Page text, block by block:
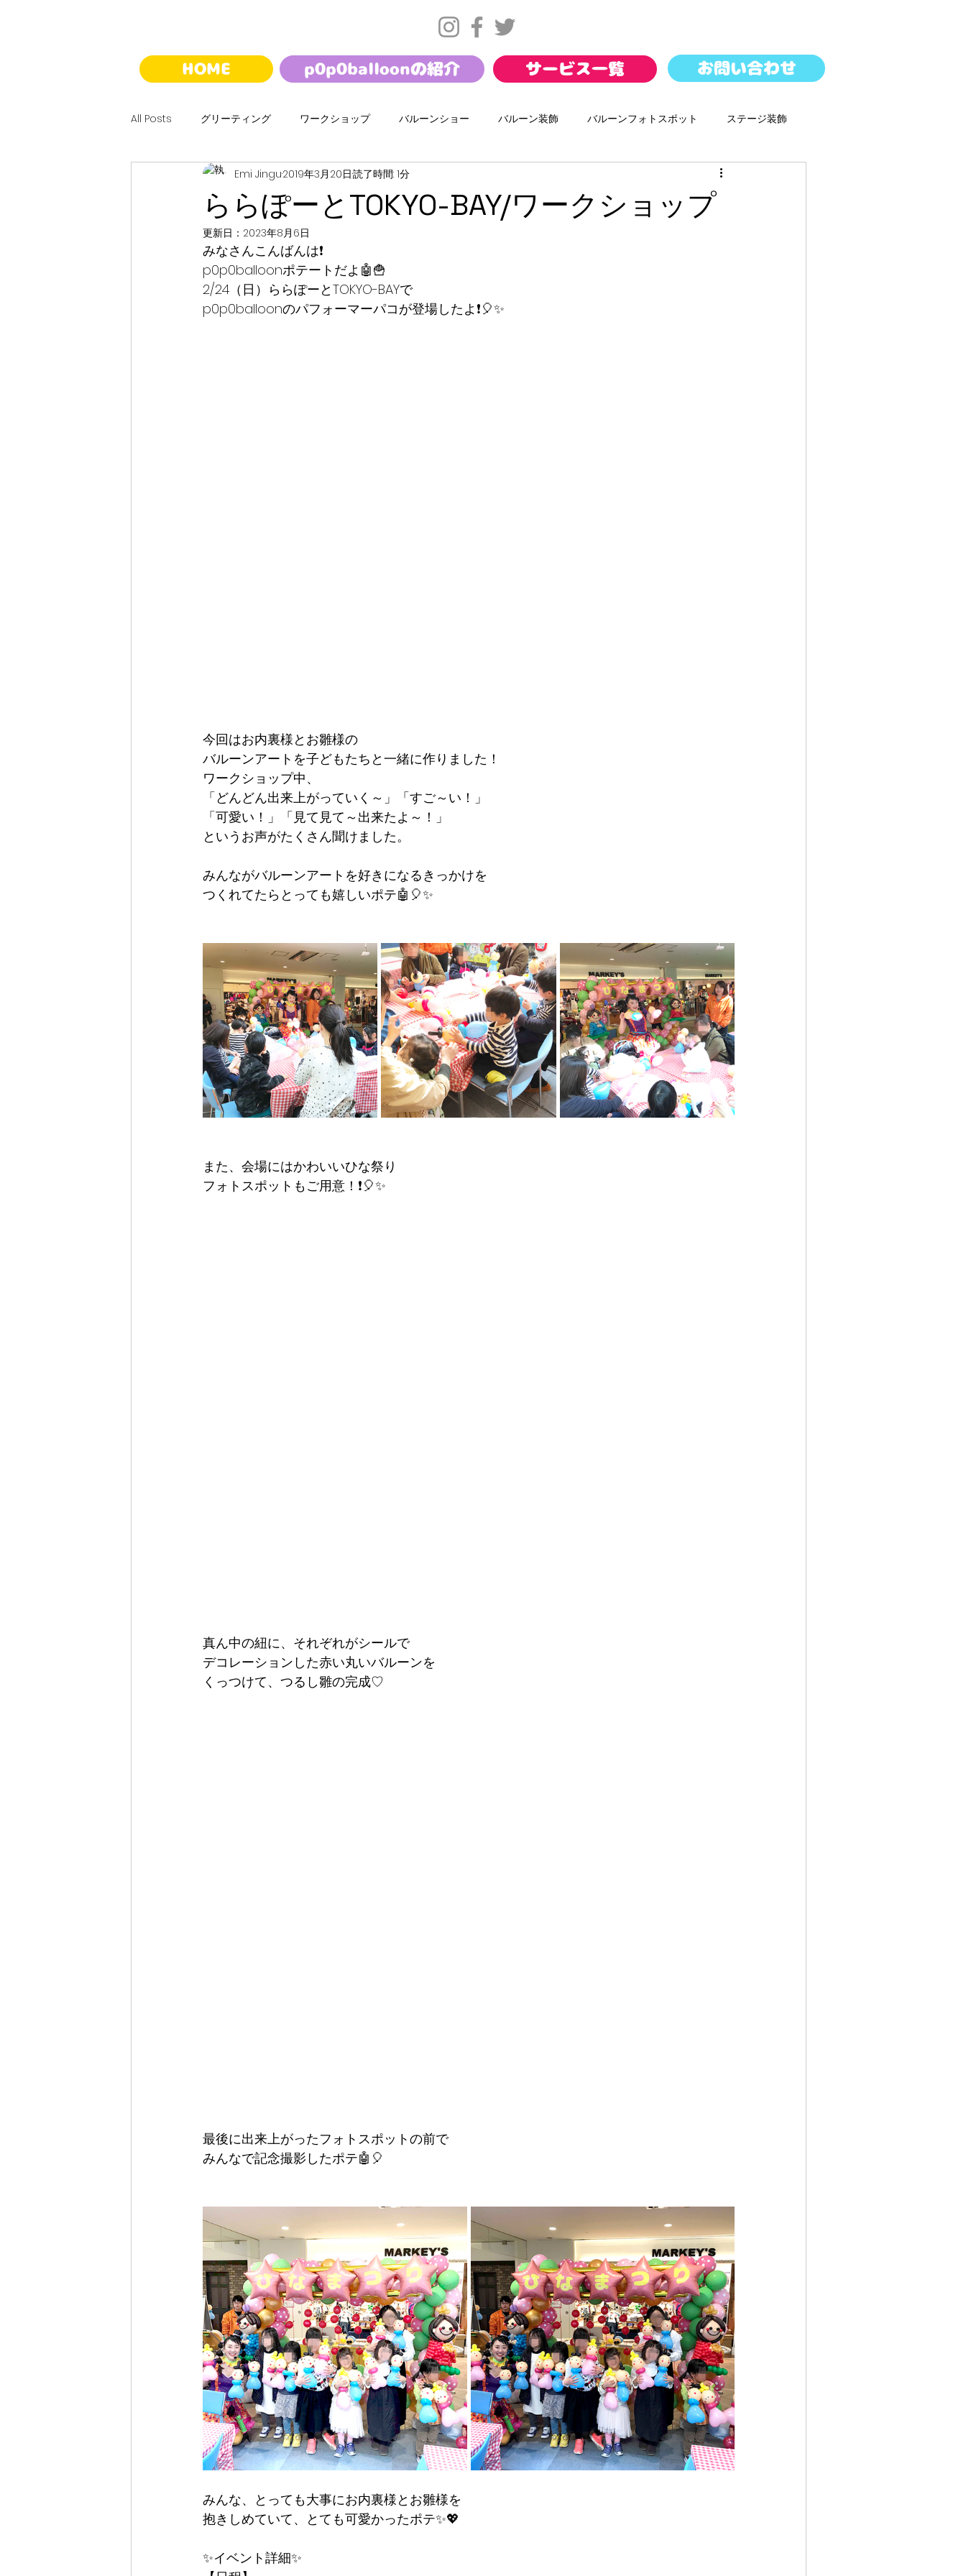
HOME p0p0balloonの紹介 サービス一覧 お問い合わせ
All Posts グリーティング ワークショップ バルーンショー バルーン装飾 バルーンフォトスポット ステージ装飾
ハロウィン クリスマス サマー バレンタイン バルーンドロップ
バルーンくじ 夢バルーンウォール
ららぽーとTOKYO-BAY/ワークショップ
Emi Jingu2019年3月20日読了時間: 1分
更新日： 2023年8月6日
みなさんこんばんは❗️
p0p0balloonポテートだよ🤖🍟
2/24（日）ららぽーとTOKYO-BAYで
p0p0balloonのパフォーマーパコが登場したよ❗️🎈✨
今回はお内裏様とお雛様の
バルーンアートを子どもたちと一緒に作りました！
ワークショップ中、
「どんどん出来上がっていく～」「すご～い！」
「可愛い！」「見て見て～出来たよ～！」
というお声がたくさん聞けました。
みんながバルーンアートを好きになるきっかけを
つくれてたらとっても嬉しいポテ🤖🎈✨
また、会場にはかわいいひな祭り
フォトスポットもご用意！❗️🎈✨
真ん中の紐に、それぞれがシールで
デコレーションした赤い丸いバルーンを
くっつけて、つるし雛の完成♡
最後に出来上がったフォトスポットの前で
みんなで記念撮影したポテ🤖🎈
みんな、とっても大事にお内裏様とお雛様を
抱きしめていて、とても可愛かったポテ✨💖
✨イベント詳細✨